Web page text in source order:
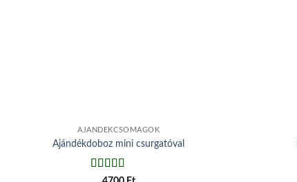
AJÁNDÉKCSOMAGOK
Ajándékdoboz mini csurgatóval